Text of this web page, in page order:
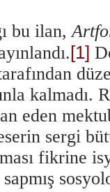
bu ilan,
[1]
kalmadı.
eden
sergi
fikrine